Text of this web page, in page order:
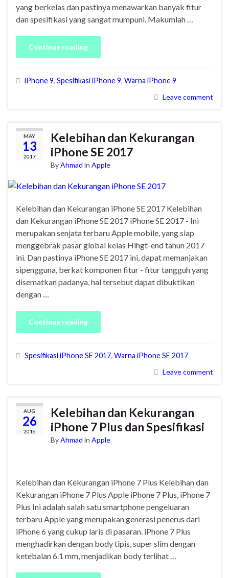
yang berkelas dan pastinya menawarkan banyak fitur
dan spesifikasi yang sangat mumpuni. Makumlah …
Continue reading
iPhone 9, Spesifikasi iPhone 9, Warna iPhone 9
Leave comment
MAY
13
2017
Kelebihan dan Kekurangan
iPhone SE 2017
ByAhmad in Apple
Kelebihan dan Kekurangan iPhone SE 2017 Kelebihan
dan Kekurangan iPhone SE 2017 iPhone SE 2017 - Ini
merupakan senjata terbaru Apple mobile, yang siap
menggebrak pasar global kelas Hihgt-end tahun 2017
ini. Dan pastinya iPhone SE 2017 ini, dapat memanjakan
sipengguna, berkat komponen fitur - fitur tangguh yang
disematkan padanya, hal tersebut dapat dibuktikan
dengan …
Continue reading
Spesifikasi iPhone SE 2017, Warna iPhone SE 2017
Leave comment
AUG
26
2016
Kelebihan dan Kekurangan
iPhone 7 Plus dan Spesifikasi
ByAhmad in Apple
Kelebihan dan Kekurangan iPhone 7 Plus Kelebihan dan
Kekurangan iPhone 7 Plus Apple iPhone 7 Plus, iPhone 7
Plus Ini adalah salah satu smartphone pengeluaran
terbaru Apple yang merupakan generasi penerus dari
iPhone 6 yang cukup laris di pasaran. iPhone 7 Plus
menghadirkan dengan body tipis, super slim dengan
ketebalan 6.1 mm, menjadikan body terlihat …